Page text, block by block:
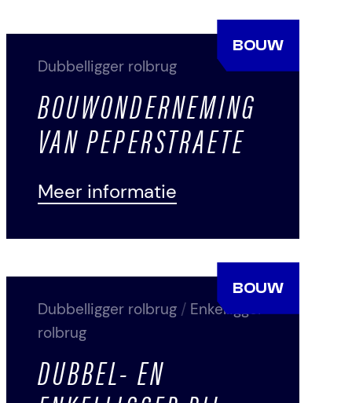
BOUW
Dubbelligger rolbrug
BOUWONDERNEMING
VAN PEPERSTRAETE
Meer informatie
BOUW
Dubbelligger rolbrug / Enkelligger
rolbrug
DUBBEL- EN